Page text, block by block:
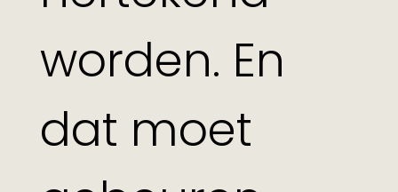
worden. En
dat moet